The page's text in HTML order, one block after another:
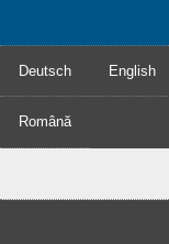
Deutsch English
Română